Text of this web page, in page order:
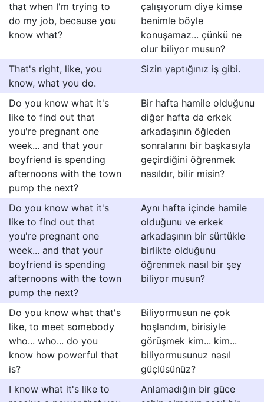
that when I'm trying to
do my job, because you
know what?
çalışıyorum diye kimse
benimle böyle
konuşamaz... çünkü ne
olur biliyor musun?
That's right, like, you
know, what you do.
Sizin yaptığınız iş gibi.
Do you know what it's
like to find out that
you're pregnant one
week... and that your
boyfriend is spending
afternoons with the town
pump the next?
Bir hafta hamile olduğunu
diğer hafta da erkek
arkadaşının öğleden
sonralarını bir başkasıyla
geçirdiğini öğrenmek
nasıIdır, bilir misin?
Do you know what it's
like to find out that
you're pregnant one
week... and that your
boyfriend is spending
afternoons with the town
pump the next?
Aynı hafta içinde hamile
olduğunu ve erkek
arkadaşının bir sürtükle
birlikte olduğunu
öğrenmek nasıl bir şey
biliyor musun?
Do you know what that's
like, to meet somebody
who... who... do you
know how powerful that
is?
Biliyormusun ne çok
hoşlandım, birisiyle
görüşmek kim... kim...
biliyormusunuz nasıI
güçIüsünüz?
I know what it's like to
Anlamadığın bir güce